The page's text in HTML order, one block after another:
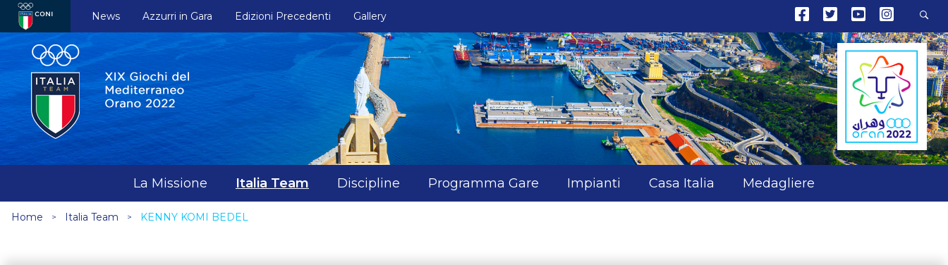
News Azzurri in Gara Edizioni Precedenti Gallery
La Missione Italia Team Discipline Programma Gare Impianti Casa Italia Medagliere
Home Italia Team KENNY KOMI BEDEL